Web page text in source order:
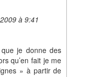
à 9:41
je donne des
qu’en fait je me
» à partir de